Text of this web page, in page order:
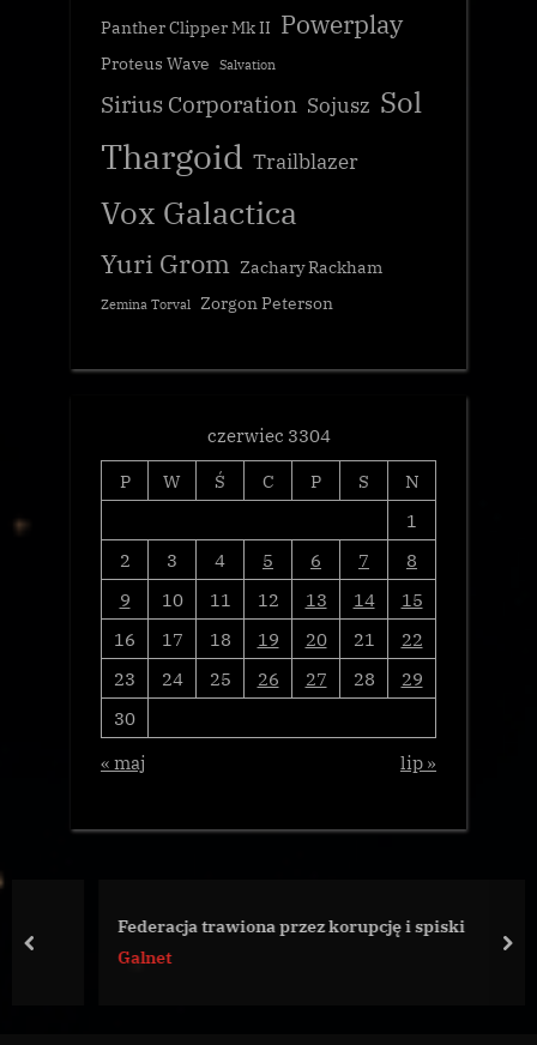
Panther Clipper Mk II Powerplay
Proteus Wave Salvation
Sirius Corporation Sojusz Sol
Thargoid Trailblazer
Vox Galactica
Yuri Grom Zachary Rackham
Zemina Torval Zorgon Peterson
czerwiec 3304
P
W Ś C P S
N
1
2
3 4 5 6 7
8
9
10 11 12 13 14
15
16
17 18 19 20 21
22
23
24 25 26 27 28
29
30
« maj
lip »
Federacja trawiona przez korupcję i spiski
Galnet
prev